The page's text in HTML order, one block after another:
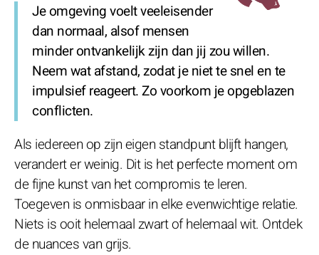
Je omgeving voelt veeleisender
dan normaal, alsof mensen
minder ontvankelijk zijn dan jij zou willen.
Neem wat afstand, zodat je niet te snel en te
impulsief reageert. Zo voorkom je opgeblazen
conflicten.
Als iedereen op zijn eigen standpunt blijft hangen,
verandert er weinig. Dit is het perfecte moment om
de fijne kunst van het compromis te leren.
Toegeven is onmisbaar in elke evenwichtige relatie.
Niets is ooit helemaal zwart of helemaal wit. Ontdek
de nuances van grijs.